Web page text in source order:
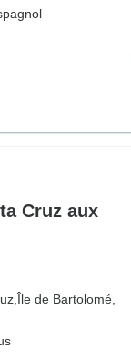
Cruz aux
Île de Bartolomé,